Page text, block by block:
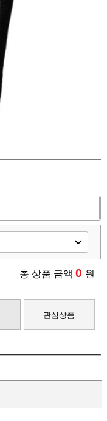
총 상품 금액 0 원
관심상품